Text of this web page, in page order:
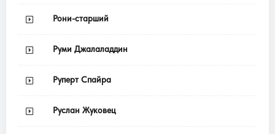
Рони-старший
Руми Джалаладдин
Руперт Спайра
Руслан Жуковец